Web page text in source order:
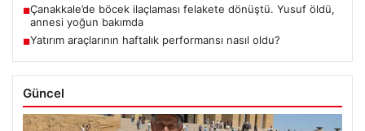
■Çanakkale’de böcek ilaçlaması felakete dönüştü. Yusuf öldü,
annesi yoğun bakımda
■Yatırım araçlarının haftalık performansı nasıl oldu?
Güncel